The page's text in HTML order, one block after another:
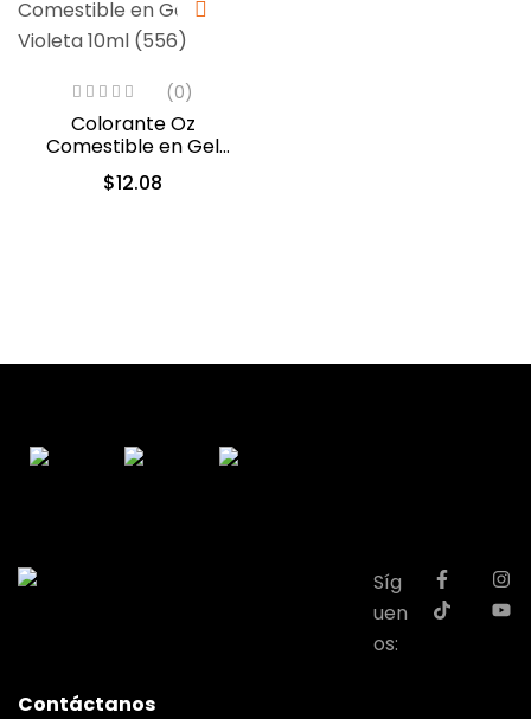
(0)
Colorante Oz
Comestible en Gel
Violeta 10ml (556)
$12.08
Síg
uen
os:
Contáctanos